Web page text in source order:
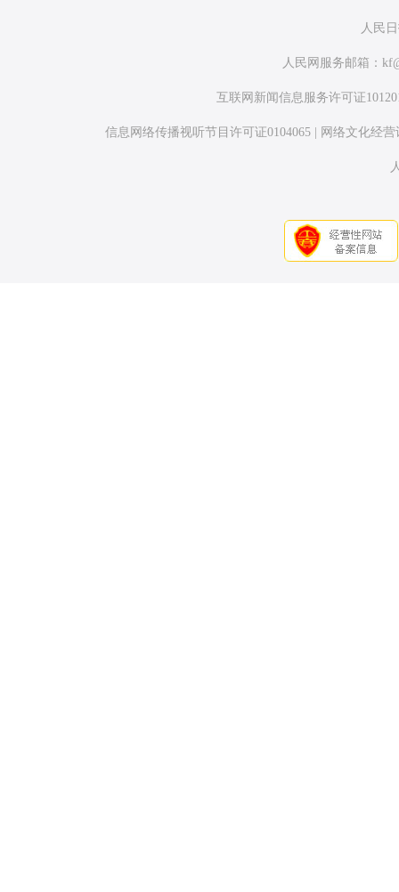
人民
人民网服务邮箱：
互联网新闻信息服务许可证
信息网络传播视听节目许可证0104065| 网络文化经营